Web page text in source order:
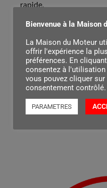
rapide.
Contenu par
Bienvenue à la Maison
La Maison du Moteur
offrir l'expérience la
préférences. En
consentez à
vous pouvez cliquer
consentement contrôlé.
PARAMETRES